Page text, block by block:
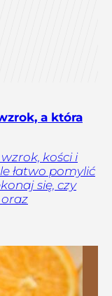
a która
kości i
łatwo pomylić
się, czy